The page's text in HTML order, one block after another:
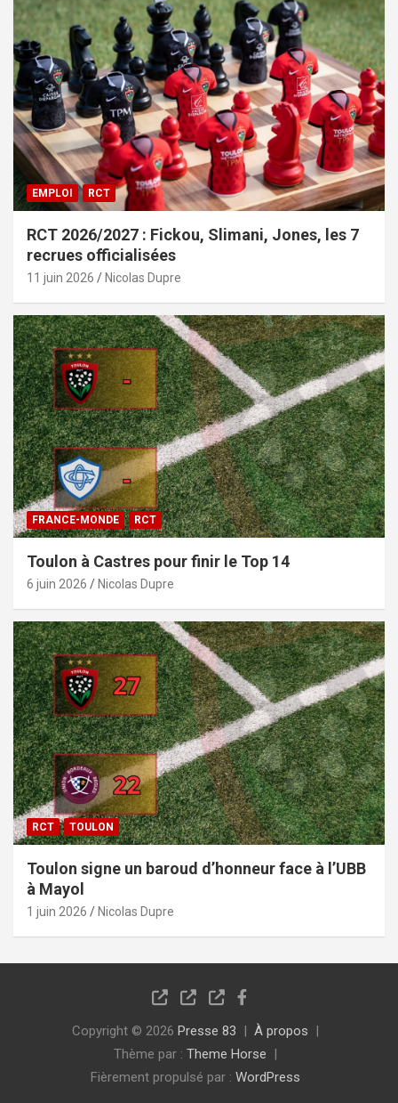
EMPLOI RCT
RCT 2026/2027 : Fickou, Slimani, Jones, les 7
recrues officialisées
11 juin 2026 Nicolas Dupre
FRANCE-MONDE RCT
Toulon à Castres pour finir le Top 14
6 juin 2026 Nicolas Dupre
RCT TOULON
Toulon signe un baroud d’honneur face à l’UBB
à Mayol
1 juin 2026 Nicolas Dupre
Copyright © 2026 Presse 83
À propos
Thème par : Theme Horse
Fièrement propulsé par : WordPress